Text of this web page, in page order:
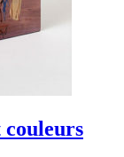
couleurs